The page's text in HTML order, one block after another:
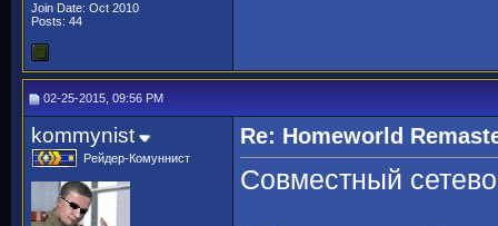
Join Date: Oct 2010
Posts: 44
02-25-2015, 09:56 PM
kommynist
Рейдер-Комуннист
Re: Homeworld
Совместный